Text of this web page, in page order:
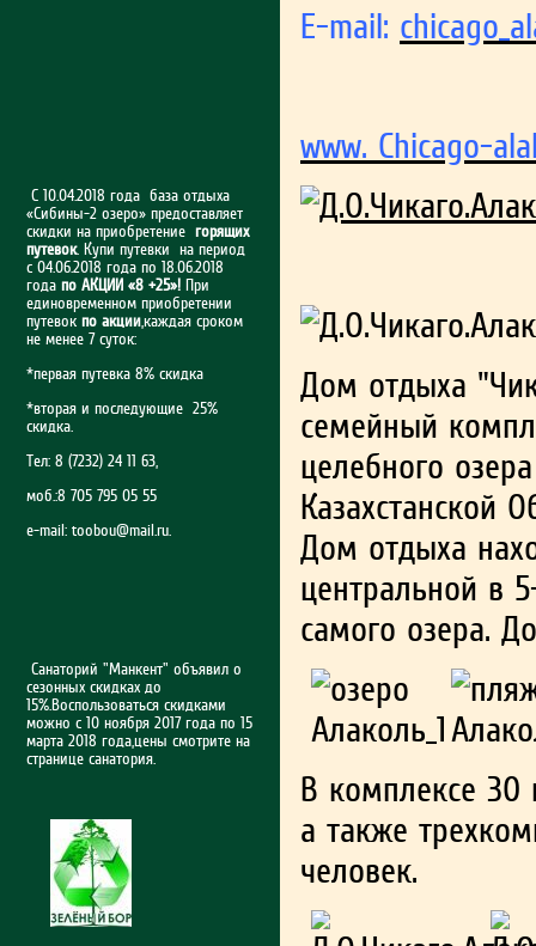
С 10.04.2018 года база отдыха
«Сибины-2 озеро» предоставляет
скидки на приобретение горящих
путевок. Купи путевки на период
с 04.06.2018 года по 18.06.2018
года по АКЦИИ «8 +25»! При
единовременном приобретении
путевок по акции,каждая сроком
не менее 7 суток:
*первая путевка 8% скидка
*вторая и последующие 25%
скидка.
Тел: 8 (7232) 24 11 63,
моб.:8 705 795 05 55
e-mail: toobou@mail.ru.
Санаторий "Манкент" объявил о
сезонных скидках до
15%.Воспользоваться скидками
можно с 10 ноября 2017 года по 15
марта 2018 года,цены смотрите на
странице санатория.
E-mail:
www. Chicago-
Дом отдыха
семейный
целебного
Казахстанской
Дом отдыха
центральной в
самого озера.
В комплексе 30
а также
человек.